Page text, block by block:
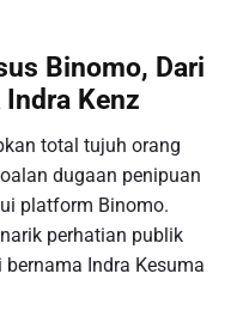
Binomo, Dari
Kenz
total tujuh orang
dugaan penipuan
platform Binomo.
perhatian publik
Indra Kesuma